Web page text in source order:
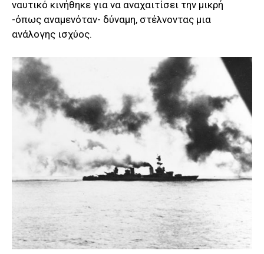
ναυτικό κινήθηκε για να αναχαιτίσει την μικρή
-όπως αναμενόταν- δύναμη, στέλνοντας μια
ανάλογης ισχύος.